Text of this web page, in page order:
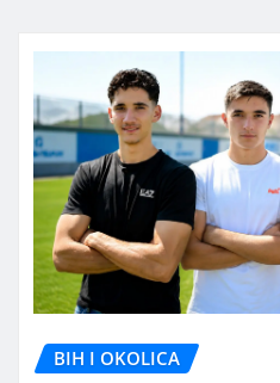
BIH I OKOLICA